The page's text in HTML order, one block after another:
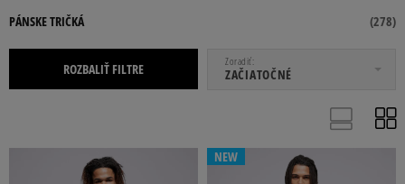
PÁNSKE TRIČKÁ (278)
ROZBALIŤ FILTRE Zoradiť
ZAČIATOČNÉ
OD DO
NEW